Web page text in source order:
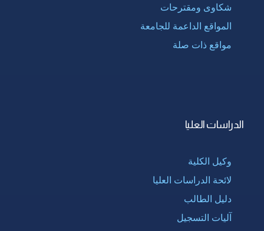
شكاوى ومقترحات
المواقع الداعمة للجامعة
مواقع ذات صلة
الدراسات العليا
وكيل الكلية
لائحة الدراسات العليا
دليل الطالب
آليات التسجيل